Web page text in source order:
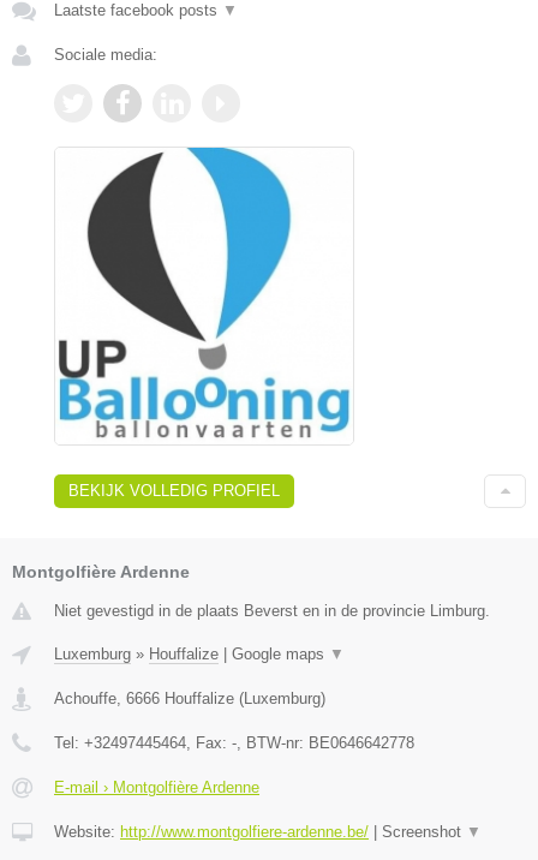
Laatste facebook posts ▼
Sociale media:
BEKIJK VOLLEDIG PROFIEL
Montgolfière Ardenne
Niet gevestigd in de plaats Beverst en in de provincie Limburg.
Luxemburg » Houffalize Google maps ▼
Achouffe, 6666 Houffalize (Luxemburg)
Tel: +32497445464, Fax: -, BTW-nr: BE0646642778
E-mail › Montgolfière Ardenne
Website: http://www.montgolfiere-ardenne.be/ Screenshot ▼